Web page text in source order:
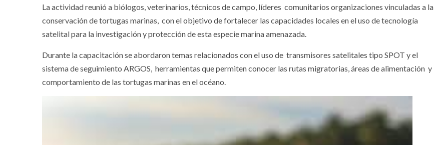
La actividad reunió a biólogos, veterinarios, técnicos de campo, líderes comunitarios organizaciones vinculadas a la
conservación de tortugas marinas, con el objetivo de fortalecer las capacidades locales en el uso de tecnología
satelital para la investigación y protección de esta especie marina amenazada.
Durante la capacitación se abordaron temas relacionados con el uso de transmisores satelitales tipo SPOT y el
sistema de seguimiento ARGOS, herramientas que permiten conocer las rutas migratorias, áreas de alimentación y
comportamiento de las tortugas marinas en el océano.